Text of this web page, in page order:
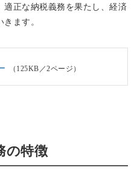
適正な納税義務を果たし、経済
ます。
（125KB／2ページ）
の特徴